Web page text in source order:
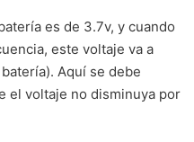
es de 3.7v, y cuando
este voltaje va a
Aquí se debe
el voltaje no disminuya por